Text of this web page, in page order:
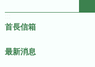
首長信箱
最新消息